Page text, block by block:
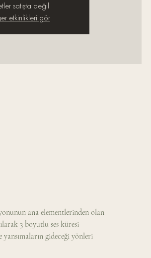
satışta değil
etkinlikleri gör
ana elementlerinden olan
3 boyutlu ses küresi
gideceği yönleri